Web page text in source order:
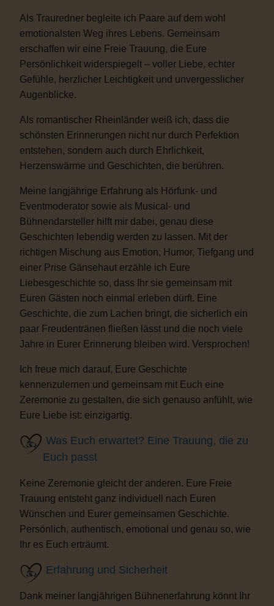
Als Trauredner begleite ich Paare auf dem wohl
emotionalsten Weg ihres Lebens. Gemeinsam
erschaffen wir eine Freie Trauung, die Eure
Persönlichkeit widerspiegelt – voller Liebe, echter
Gefühle, herzlicher Leichtigkeit und unvergesslicher
Augenblicke.
Als romantischer Rheinländer weiß ich, dass die
schönsten Erinnerungen nicht nur durch Perfektion
entstehen, sondern auch durch Ehrlichkeit,
Herzenswärme und Geschichten, die berühren.
Meine langjährige Erfahrung als Hörfunk- und
Eventmoderator sowie als Musical- und
Bühnendarsteller hilft mir dabei, genau diese
Geschichten lebendig werden zu lassen. Mit der
richtigen Mischung aus Emotion, Humor, Tiefgang und
einer Prise Gänsehaut erzähle ich Eure
Liebesgeschichte so, dass Ihr sie gemeinsam mit
Euren Gästen noch einmal erleben dürft. Eine
Geschichte, die zum Lachen bringt, die sicherlich ein
paar Freudentränen fließen lässt und die noch viele
Jahre in Eurer Erinnerung bleiben wird. Versprochen!
Ich freue mich darauf, Eure Geschichte
kennenzulernen und gemeinsam mit Euch eine
Zeremonie zu gestalten, die sich genauso anfühlt, wie
Eure Liebe ist: einzigartig.
Was Euch erwartet? Eine Trauung, die zu
Euch passt
Keine Zeremonie gleicht der anderen. Eure Freie
Trauung entsteht ganz individuell nach Euren
Wünschen und Eurer gemeinsamen Geschichte.
Persönlich, authentisch, emotional und genau so, wie
Ihr es Euch erträumt.
Erfahrung und Sicherheit
Dank meiner langjährigen Bühnenerfahrung könnt Ihr